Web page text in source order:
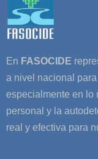
En FASOCIDE
a nivel nacional
especialmente en lo
personal y la
real y efectiva para